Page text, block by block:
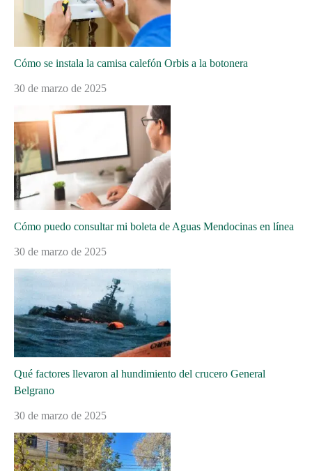
Cómo se instala la camisa calefón Orbis a la botonera
30 de marzo de 2025
Cómo puedo consultar mi boleta de Aguas Mendocinas en línea
30 de marzo de 2025
Qué factores llevaron al hundimiento del crucero General
Belgrano
30 de marzo de 2025